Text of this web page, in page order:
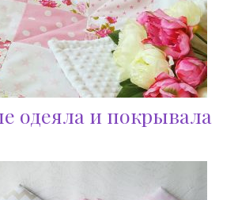
одеяла и покрывала